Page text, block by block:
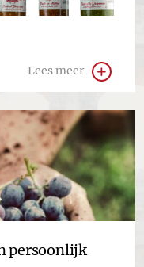
Lees meer
persoonlijk